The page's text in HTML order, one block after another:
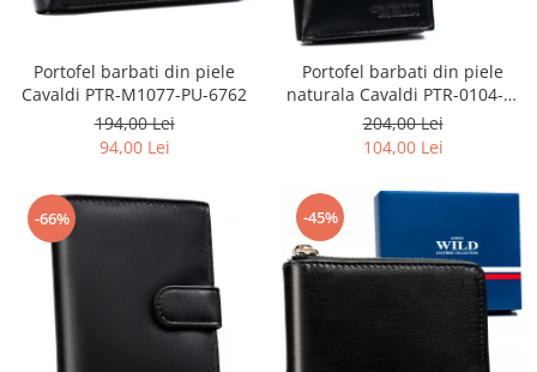
Portofel barbati din piele
Cavaldi PTR-M1077-PU-6762
194,00 Lei
94,00 Lei
Portofel barbati din piele
naturala Cavaldi PTR-0104-P-
BS-RFID-9341
204,00 Lei
104,00 Lei
-66% -45%